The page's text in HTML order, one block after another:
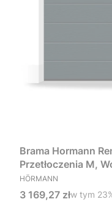
Brama Hormann
Przetłoczenia M,
RAL 7016 +
PRODUCENT
HÖRMANN
Cena brutto
3 169,27 złw tym %s
w tym